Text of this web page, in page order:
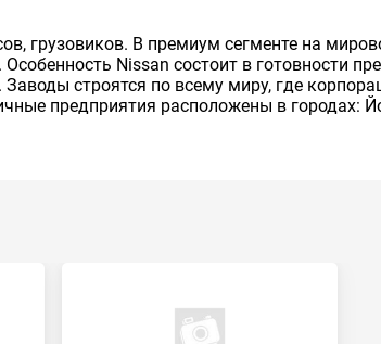
грузовиков. В премиум сегменте на
Nissan состоит в готовности
строятся по всему миру, где
предприятия расположены в городах: